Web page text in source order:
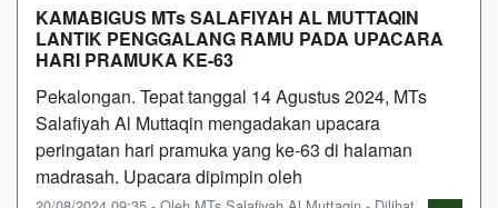
KAMABIGUS MTs SALAFIYAH AL MUTTAQIN
LANTIK PENGGALANG RAMU PADA UPACARA
HARI PRAMUKA KE-63
Pekalongan. Tepat tanggal 14 Agustus 2024, MTs
Salafiyah Al Muttaqin mengadakan upacara
peringatan hari pramuka yang ke-63 di halaman
madrasah. Upacara dipimpin oleh